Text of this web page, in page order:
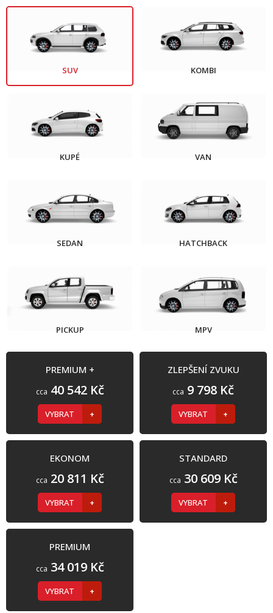
SUV KOMBI
KUPÉ VAN
SEDAN HATCHBACK
PICKUP MPV
PREMIUM +
cca 40 542 Kč
VYBRAT
ZLEPŠENÍ ZVUKU
cca 9 798 Kč
VYBRAT
EKONOM
cca 20 811 Kč
VYBRAT
STANDARD
cca 30 609 Kč
VYBRAT
PREMIUM
cca 34 019 Kč
VYBRAT